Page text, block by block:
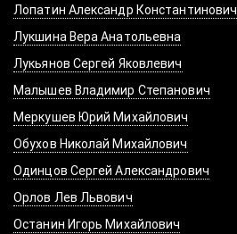
Лопатин Александр Константинович
Лукшина Вера Анатольевна
Лукьянов Сергей Яковлевич
Малышев Владимир Степанович
Меркушев Юрий Михайлович
Обухов Николай Михайлович
Одинцов Сергей Александрович
Орлов Лев Львович
Останин Игорь Михайлович